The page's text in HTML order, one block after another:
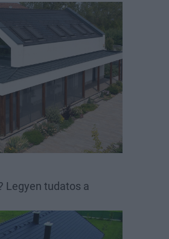
Legyen tudatos a